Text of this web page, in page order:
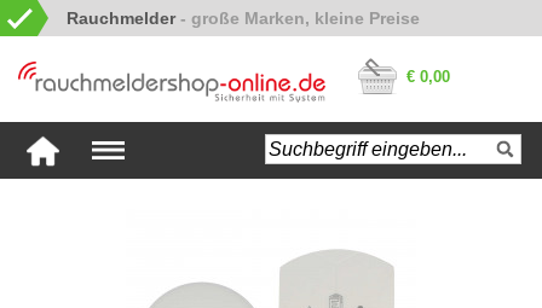
Rauchmelder
€ 0,00